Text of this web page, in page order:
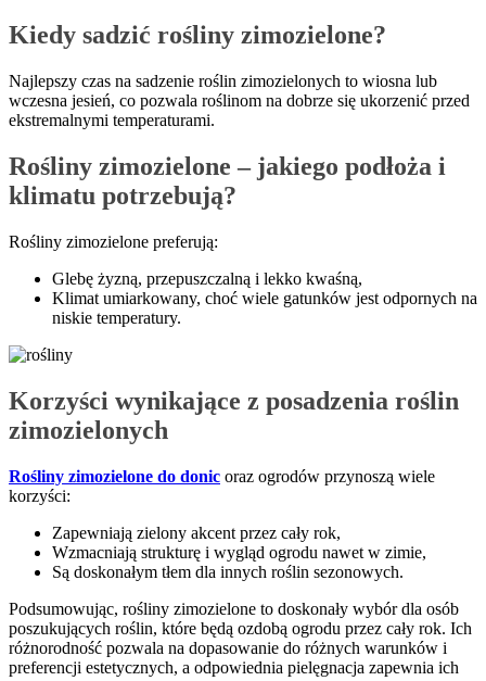
Kiedy sadzić rośliny zimozielone?
Najlepszy czas na sadzenie roślin zimozielonych to wiosna lub
wczesna jesień, co pozwala roślinom na dobrze się ukorzenić przed
ekstremalnymi temperaturami.
Rośliny zimozielone – jakiego podłoża i
klimatu potrzebują?
Rośliny zimozielone preferują:
Glebę żyzną, przepuszczalną i lekko kwaśną,
Klimat umiarkowany, choć wiele gatunków jest odpornych na
niskie temperatury.
Korzyści wynikające z posadzenia roślin
zimozielonych
Rośliny zimozielone do donic oraz ogrodów przynoszą wiele
korzyści:
Zapewniają zielony akcent przez cały rok,
Wzmacniają strukturę i wygląd ogrodu nawet w zimie,
Są doskonałym tłem dla innych roślin sezonowych.
Podsumowując, rośliny zimozielone to doskonały wybór dla osób
poszukujących roślin, które będą ozdobą ogrodu przez cały rok. Ich
różnorodność pozwala na dopasowanie do różnych warunków i
preferencji estetycznych, a odpowiednia pielęgnacja zapewnia ich